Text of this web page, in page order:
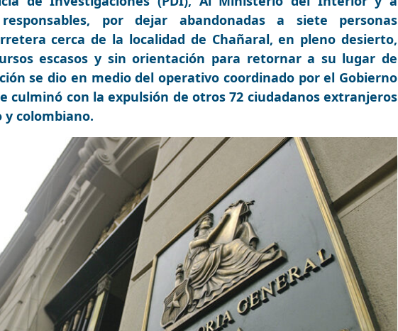
por dejar abandonadas a siete personas
cerca de la localidad de Chañaral, en pleno desierto,
escasos y sin orientación para retornar a su lugar de
se dio en medio del operativo coordinado por el Gobierno
culminó con la expulsión de otros 72 ciudadanos extranjeros
colombiano.